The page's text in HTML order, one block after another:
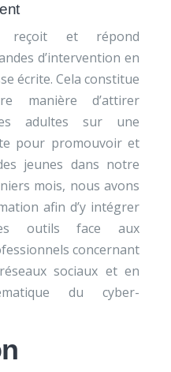
reçoit et répond
d’intervention en
écrite. Cela constitue
manière d’attirer
adultes sur une
pour promouvoir et
jeunes dans notre
mois, nous avons
afin d’y intégrer
outils face aux
concernant
sociaux et en
du cyber-